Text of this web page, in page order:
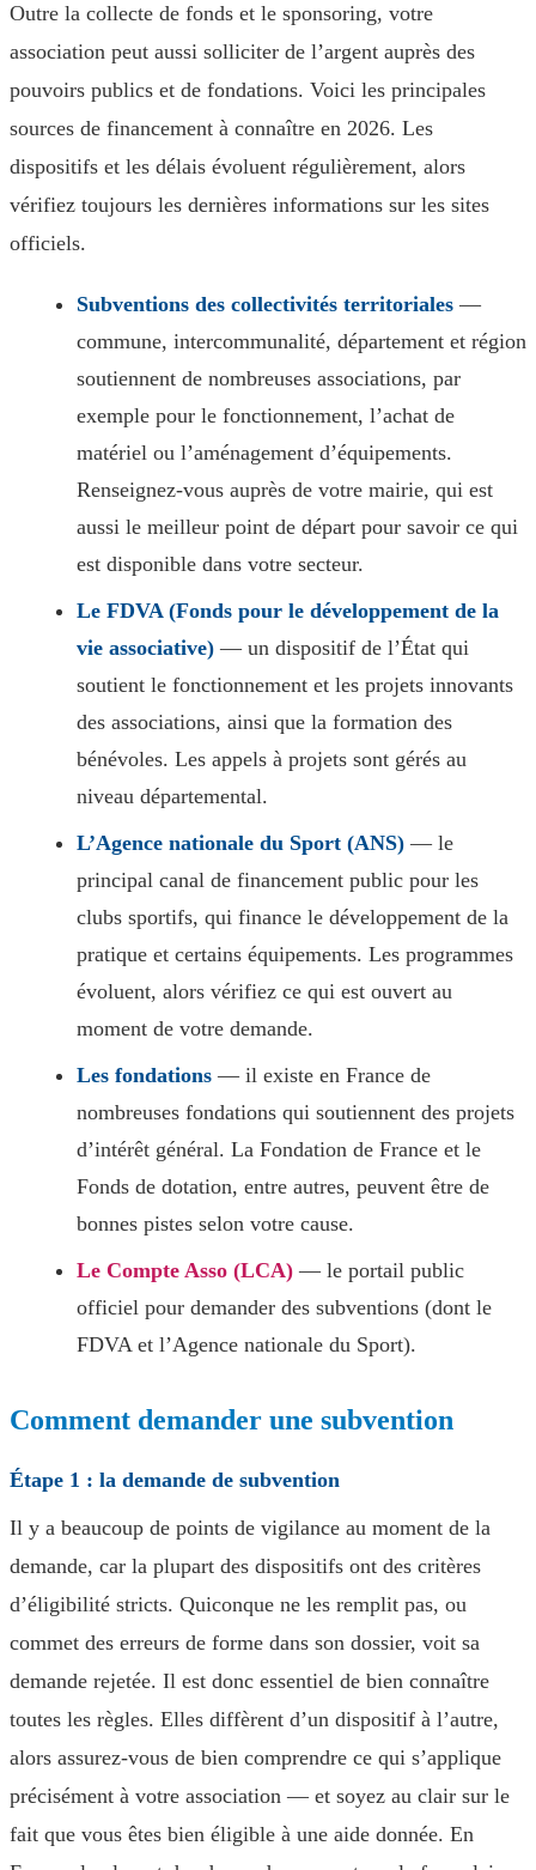
Outre la collecte de fonds et le sponsoring, votre
association peut aussi solliciter de l’argent auprès des
pouvoirs publics et de fondations. Voici les principales
sources de financement à connaître en 2026. Les
dispositifs et les délais évoluent régulièrement, alors
vérifiez toujours les dernières informations sur les sites
officiels.
Subventions des collectivités territoriales —
commune, intercommunalité, département et région
soutiennent de nombreuses associations, par
exemple pour le fonctionnement, l’achat de
matériel ou l’aménagement d’équipements.
Renseignez-vous auprès de votre mairie, qui est
aussi le meilleur point de départ pour savoir ce qui
est disponible dans votre secteur.
Le FDVA (Fonds pour le développement de la
vie associative) — un dispositif de l’État qui
soutient le fonctionnement et les projets innovants
des associations, ainsi que la formation des
bénévoles. Les appels à projets sont gérés au
niveau départemental.
L’Agence nationale du Sport (ANS) — le
principal canal de financement public pour les
clubs sportifs, qui finance le développement de la
pratique et certains équipements. Les programmes
évoluent, alors vérifiez ce qui est ouvert au
moment de votre demande.
Les fondations — il existe en France de
nombreuses fondations qui soutiennent des projets
d’intérêt général. La Fondation de France et le
Fonds de dotation, entre autres, peuvent être de
bonnes pistes selon votre cause.
Le Compte Asso (LCA) — le portail public
officiel pour demander des subventions (dont le
FDVA et l’Agence nationale du Sport).
Comment demander une subvention
Étape 1 : la demande de subvention
Il y a beaucoup de points de vigilance au moment de la
demande, car la plupart des dispositifs ont des critères
d’éligibilité stricts. Quiconque ne les remplit pas, ou
commet des erreurs de forme dans son dossier, voit sa
demande rejetée. Il est donc essentiel de bien connaître
toutes les règles. Elles diffèrent d’un dispositif à l’autre,
alors assurez-vous de bien comprendre ce qui s’applique
précisément à votre association — et soyez au clair sur le
fait que vous êtes bien éligible à une aide donnée. En